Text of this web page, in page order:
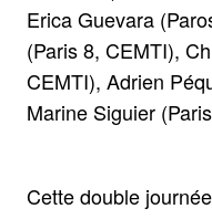
Erica Guevara
(Paris 8, CEMTI),
CEMTI), Adrien
Marine Siguier
Cette double